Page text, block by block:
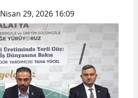
Nisan 29, 2026 16:09